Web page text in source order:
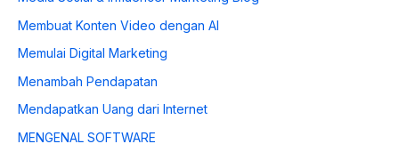
Membuat Konten Video dengan AI
Memulai Digital Marketing
Menambah Pendapatan
Mendapatkan Uang dari Internet
MENGENAL SOFTWARE